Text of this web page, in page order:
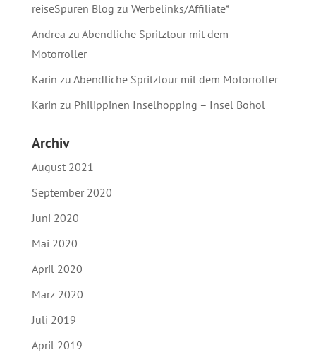
reiseSpuren Blog zu Werbelinks/Affiliate*
Andrea zu Abendliche Spritztour mit dem
Motorroller
Karin zu Abendliche Spritztour mit dem Motorroller
Karin zu Philippinen Inselhopping – Insel Bohol
Archiv
August 2021
September 2020
Juni 2020
Mai 2020
April 2020
März 2020
Juli 2019
April 2019